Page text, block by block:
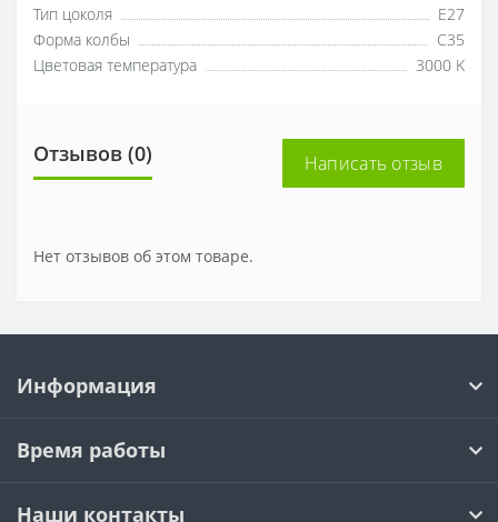
Тип цоколя
E27
Форма колбы
C35
Цветовая температура
3000 K
Отзывов (0) Написать отзыв
Нет отзывов об этом товаре.
Информация
Время работы
Наши контакты